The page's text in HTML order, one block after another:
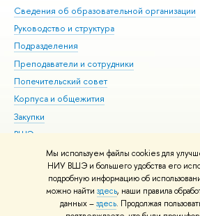
Мы используем файлы cookies для
НИУ ВШЭ и большего удобства его
подробную информацию об
можно найти здесь, наши правила
данных –здесь. Продолжая
Сведения об образовательной организации
Руководство и структура
Подразделения
Преподаватели и сотрудники
Попечительский совет
Корпуса и общежития
Закупки
ВШЭ для студентов с ограниченными
здоровья и инвалидностью
Версия для слабовидящих
Единая платежная страница